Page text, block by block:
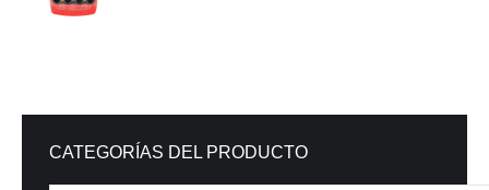
CATEGORÍAS DEL PRODUCTO